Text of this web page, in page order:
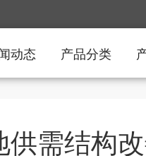
动态 产品分类
供需结构